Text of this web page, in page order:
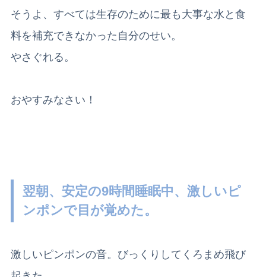
そうよ、すべては生存のために最も大事な水と食
料を補充できなかった自分のせい。
やさぐれる。
おやすみなさい！
翌朝、安定の9時間睡眠中、激しいピ
ンポンで目が覚めた。
激しいピンポンの音。びっくりしてくろまめ飛び